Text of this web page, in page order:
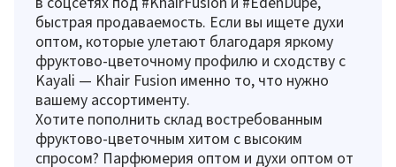
быстрая продаваемость. Если вы ищете духи
оптом, которые улетают благодаря яркому
фруктово-цветочному профилю и сходству с
Kayali — Khair Fusion именно то, что нужно
вашему ассортименту.
Хотите пополнить склад востребованным
фруктово-цветочным хитом с высоким
спросом? Парфюмерия оптом и духи оптом от